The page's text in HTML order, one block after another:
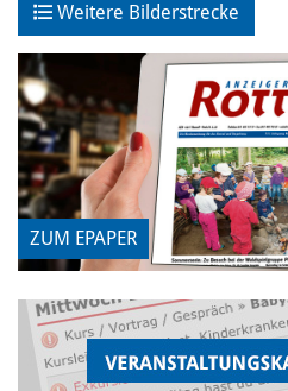
Weitere Bilderstrecke
ZUM EPAPER